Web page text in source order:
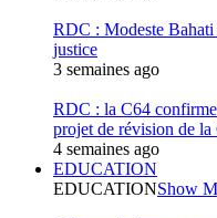
RDC : Modeste
justice
3 semaines ago
RDC : la C64
projet de révision de
4 semaines ago
EDUCATION
EDUCATIONShow